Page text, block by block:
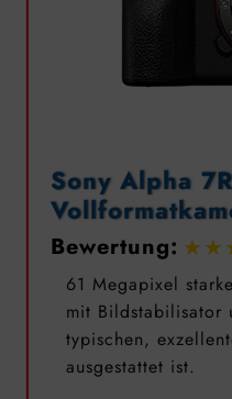
Sony Alpha
Bewertung:
61 Megapixel
mit Bildstabilisator
typischen,
ausgestattet ist.